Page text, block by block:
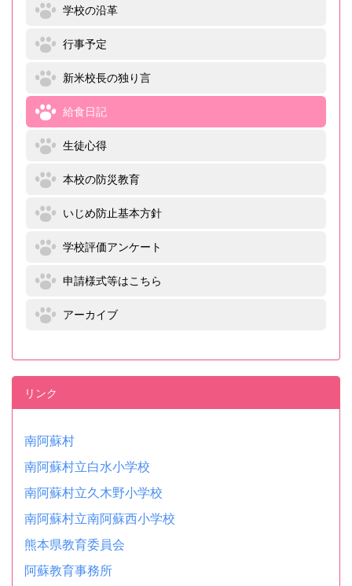
学校の沿革
行事予定
新米校長の独り言
給食日記
生徒心得
本校の防災教育
いじめ防止基本方針
学校評価アンケート
申請様式等はこちら
アーカイブ
リンク
南阿蘇村
南阿蘇村立白水小学校
南阿蘇村立久木野小学校
南阿蘇村立南阿蘇西小学校
熊本県教育委員会
阿蘇教育事務所